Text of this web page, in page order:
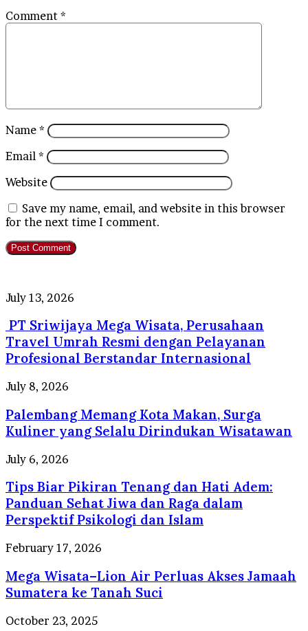
Comment *
Name *
Email *
Website
Save my name, email, and website in this browser
for the next time I comment.
PT
Mega
Wisata,
Perusahaan
Travel
Umrah
Resmi
dengan
Pelayanan
Profesional
Internasional
July 13, 2026
PT Sriwijaya Mega Wisata, Perusahaan
Travel Umrah Resmi dengan Pelayanan
Profesional Berstandar Internasional
Palembang
Kota
Makan,
Surga
Kuliner
yang
Selalu
Dirindukan
Wisatawan
July 8, 2026
Palembang Memang Kota Makan, Surga
Kuliner yang Selalu Dirindukan Wisatawan
Tips
Pikiran
Tenang
dan
Hati
Adem:
Panduan
Sehat
Jiwa
dan
dalam
July 6, 2026
Tips Biar Pikiran Tenang dan Hati Adem:
Panduan Sehat Jiwa dan Raga dalam
Perspektif Psikologi dan Islam
Mega
Lion
Air
Perluas
Akses
February 17, 2026
Mega Wisata–Lion Air Perluas Akses Jamaah
Sumatera ke Tanah Suci
Madinah
October 23, 2025